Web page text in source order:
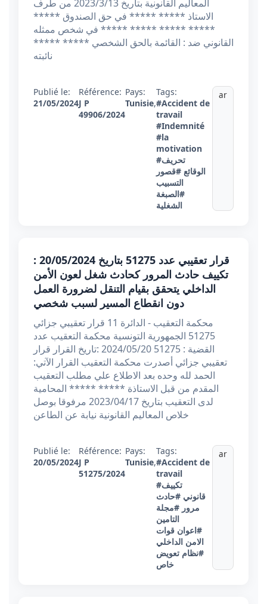
المعاليم القانونية بتاريخ 2023/3/13 من طرف
الاستاذ ***** ***** في حق الصندوق *****
***** ***** ***** ***** في شخص ممثله
القانوني ضد : القائمة بالحق الشخصي ***** *****
نائبته
Publié le:
21/05/2024
Référence:
J P
49906/2024
Pays:
Tunisie,
Tags:
#Accident de
travail
#Indemnité
#la
motivation
#تحريف
الوقائع #قصور
التسبيب
#الصبغة
الشغلية
ar
قرار تعقيبي عدد 51275 بتاريخ 20/05/2024 :
تكييف حادث المرور كحادث شغل لعون الأمن
الداخلي يتحقق بقيام التنقل لضرورة العمل
دون انقطاع المسير لسبب شخصي
محكمة التعقيب - الدائرة 11 قرار تعقيبي جزائي
51275 الجمهورية التونسية محكمة التعقيب عدد
القضية : 51275 2024/05/20 :تاريخ القرار قرار
تعقيبي جزائي أصدرت محكمة التعقيب القرار الآتي:
الحمد لله وحده بعد الاطلاع علي مطلب التعقيب
المقدم من قبل الاستاذة ***** ***** المحامية
لدى التعقيب بتاريخ 2023/04/17 مرفوقا بوصل
خلاص المعاليم القانونية نيابة عن الطاعن
Publié le:
20/05/2024
Référence:
J P
51275/2024
Pays:
Tunisie,
Tags:
#Accident de
travail
#تكييف
قانوني #حادث
مرور #مجلة
التامين
#اعوان قوات
الامن الداخلي
#نظام تعويض
خاص
ar